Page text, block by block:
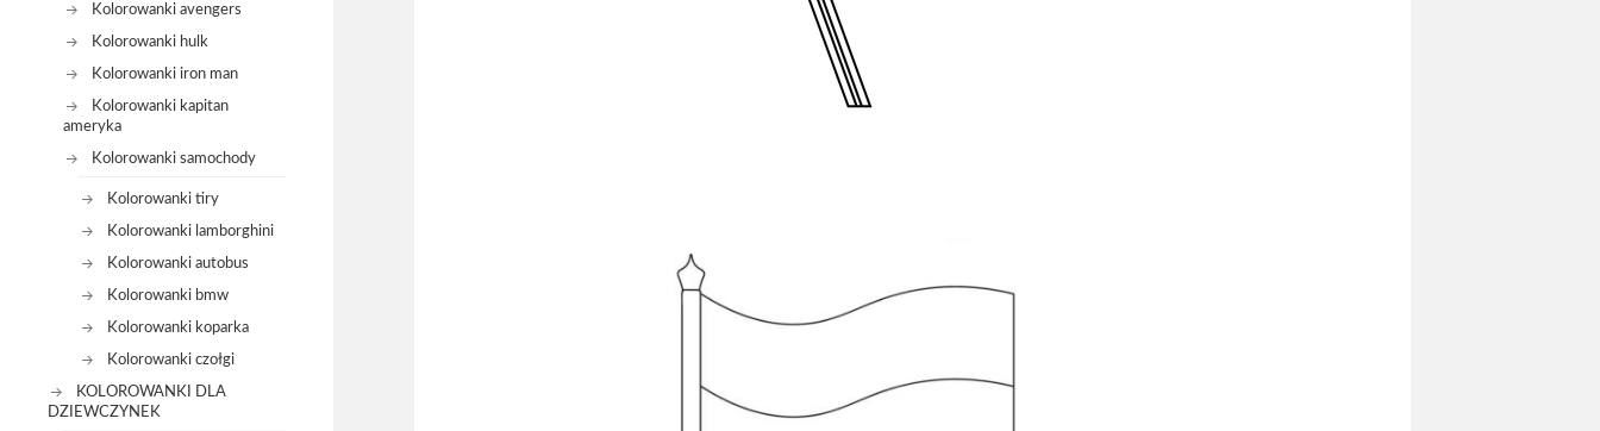
Kolorowanki avengers
Kolorowanki hulk
Kolorowanki iron man
Kolorowanki kapitan
ameryka
Kolorowanki samochody
Kolorowanki tiry
Kolorowanki lamborghini
Kolorowanki autobus
Kolorowanki bmw
Kolorowanki koparka
Kolorowanki czołgi
KOLOROWANKI DLA
DZIEWCZYNEK